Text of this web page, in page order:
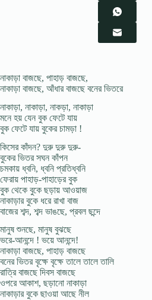
নাকাড়া বাজছে, পাহাড় বাজছে,
নাকাড়া বাজছে, আঁধার বাজছে বনের ভিতরে
নাকাড়া, নাকাড়া, নাকড়া, নাকাড়া
মনে হয় যেন বুক ফেটে যায়
বুক ফেটে যায় বুকের চামড়া !
কিসের কাঁদন? দুরু দুরু দুরু-
বুকের ভিতর সঘন কাঁপন
চমকায় ধ্বনি, ধ্বনি প্রতিধ্বনি
ফেরায় পাহাড়-পাহাড়ের বুক
বুক থেকে বুকে ছড়ায় আওয়াজ
নাকাড়ার বুকে ধরে রাখা বাজ
বাজের শব্দ, শব্দ ভাঙছে, প্রবল ছন্দে
মানুষ শুনছে, মানুষ বুঝছে
ভরে-আনন্দে ! ভয়ে আনন্দে!
নাকাড়া বাজছে, পাহাড় বাজছে
বনের ভিতর বৃক্ষে বৃক্ষে তালে তালে তালি
রাত্রি বাজছে দিবস বাজছে
ওপরে আকাশ, ছড়ানাে নাকাড়া
নাকাড়ার বুকে ছাওয়া আছে নীল